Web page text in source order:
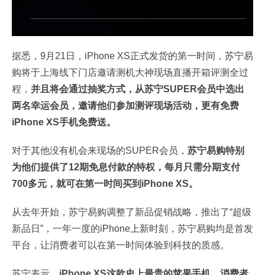
据悉，9月21日，iPhone XS正式发货的第一时间，苏宁易
购将于上海线下门店邀请测机大神现场直播开箱评测全过
程， 并且将会通过抽奖方式，从苏宁SUPER会员中选出
两名幸运会员，邀请他们参加测评现场活动，更有免费
iPhone XS手机免费送。
对于其他没有机会来现场的SUPER会员， 苏宁易购特别
为他们提供了12期免息付款的特权，每月只需分期支付
700多元，就可在第一时间买到iPhone XS。
从去年开始，苏宁易购调整了新品促销战略，推出了“超级
新品日”，一年一度的iPhone上新时刻，苏宁易购均是首发
平台，让消费者可以在第一时间体验到科技的质感。